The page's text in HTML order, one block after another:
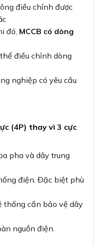
điều chỉnh được
đó, MCCB có dòng
thể điều chỉnh dòng
nghiệp có yêu cầu
(4P) thay vì 3 cực
pha và dây trung
điện. Đặc biệt phù
cần bảo vệ dây
nguồn điện.